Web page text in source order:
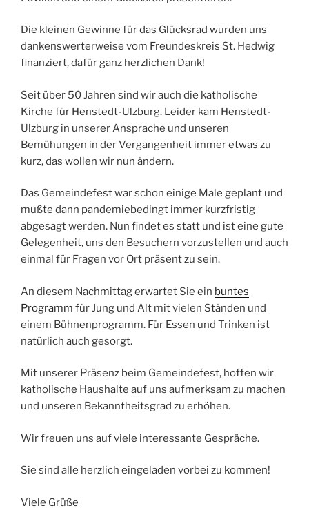
Die kleinen Gewinne für das Glücksrad wurden uns
dankenswerterweise vom Freundeskreis St. Hedwig
finanziert, dafür ganz herzlichen Dank!
Seit über 50 Jahren sind wir auch die katholische
Kirche für Henstedt-Ulzburg. Leider kam Henstedt-
Ulzburg in unserer Ansprache und unseren
Bemühungen in der Vergangenheit immer etwas zu
kurz, das wollen wir nun ändern.
Das Gemeindefest war schon einige Male geplant und
mußte dann pandemiebedingt immer kurzfristig
abgesagt werden. Nun findet es statt und ist eine gute
Gelegenheit, uns den Besuchern vorzustellen und auch
einmal für Fragen vor Ort präsent zu sein.
An diesem Nachmittag erwartet Sie ein buntes
Programm für Jung und Alt mit vielen Ständen und
einem Bühnenprogramm. Für Essen und Trinken ist
natürlich auch gesorgt.
Mit unserer Präsenz beim Gemeindefest, hoffen wir
katholische Haushalte auf uns aufmerksam zu machen
und unseren Bekanntheitsgrad zu erhöhen.
Wir freuen uns auf viele interessante Gespräche.
Sie sind alle herzlich eingeladen vorbei zu kommen!
Viele Grüße